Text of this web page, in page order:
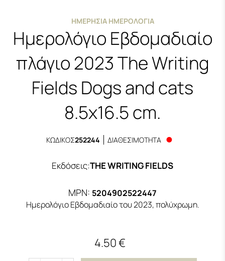
ΗΜΕΡΉΣΙΑ ΗΜΕΡΟΛΌΓΙΑ
Ημερολόγιο Εβδομαδιαίο
πλάγιο 2023 The Writing
Fields Dogs and cats
8.5x16.5 cm.
ΚΩΔΙΚΟΣ252244 ΔΙΑΘΕΣΙΜΟΤΗΤΑ
Εκδόσεις:THE WRITING FIELDS
MPN: 5204902522447
Ημερολόγιο Εβδομαδιαίο του 2023, πολύχρωμη.
4.50 €